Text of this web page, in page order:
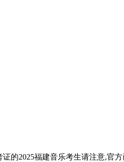
的2025福建音乐考生请注意,官